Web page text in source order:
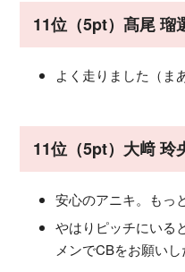
11位（5pt）髙尾 瑠
よく走りました（ま
11位（5pt）大﨑 玲
安心のアニキ。もっ
やはりピッチにいる
メンでCBをお願いし